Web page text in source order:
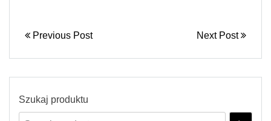
Previous Post Next Post
Szukaj produktu